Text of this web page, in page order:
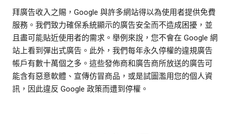
拜廣告收入之賜，Google 與許多網站得以為使用者提供免費
服務。我們致力確保系統顯示的廣告安全而不造成困擾，並
且盡可能貼近使用者的需求。舉例來說，您不會在 Google 網
站上看到彈出式廣告。此外，我們每年永久停權的違規廣告
帳戶有數十萬個之多。這些發佈商和廣告商所放送的廣告可
能含有惡意軟體、宣傳仿冒商品，或是試圖濫用您的個人資
訊，因此違反 Google 政策而遭到停權。